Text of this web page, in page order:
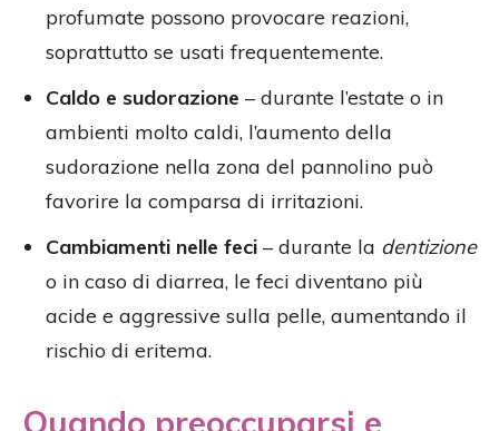
profumate possono provocare reazioni,
soprattutto se usati frequentemente.
Caldo e sudorazione – durante l’estate o in
ambienti molto caldi, l’aumento della
sudorazione nella zona del pannolino può
favorire la comparsa di irritazioni.
Cambiamenti nelle feci – durante la dentizione
o in caso di diarrea, le feci diventano più
acide e aggressive sulla pelle, aumentando il
rischio di eritema.
Quando preoccuparsi e